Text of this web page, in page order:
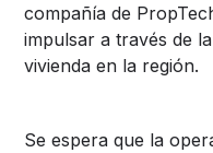
compañía de
impulsar a través de
vivienda en la región.
Se espera que la